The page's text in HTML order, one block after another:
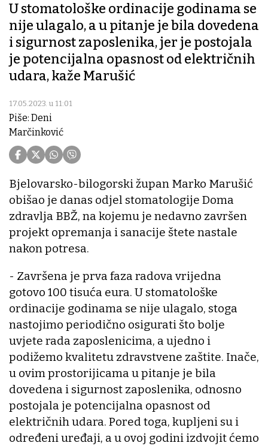
U stomatološke ordinacije godinama se
nije ulagalo, a u pitanje je bila dovedena
i sigurnost zaposlenika, jer je postojala
je potencijalna opasnost od električnih
udara, kaže Marušić
17.05.2023. u 11:01
Piše: Deni
Marčinković
Bjelovarsko-bilogorski župan Marko Marušić
obišao je danas odjel stomatologije Doma
zdravlja BBŽ, na kojemu je nedavno završen
projekt opremanja i sanacije štete nastale
nakon potresa.
- Završena je prva faza radova vrijedna
gotovo 100 tisuća eura. U stomatološke
ordinacije godinama se nije ulagalo, stoga
nastojimo periodično osigurati što bolje
uvjete rada zaposlenicima, a ujedno i
podižemo kvalitetu zdravstvene zaštite. Inače,
u ovim prostorijicama u pitanje je bila
dovedena i sigurnost zaposlenika, odnosno
postojala je potencijalna opasnost od
električnih udara. Pored toga, kupljeni su i
određeni uređaji, a u ovoj godini izdvojit ćemo